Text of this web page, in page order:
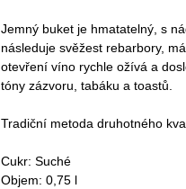
Jemný buket je hmatatelný, s
následuje svěžest rebarbory,
otevření víno rychle ožívá a
tóny zázvoru, tabáku a toastů.
Tradiční metoda druhotného
Cukr: Suché
Objem: 0,75 l